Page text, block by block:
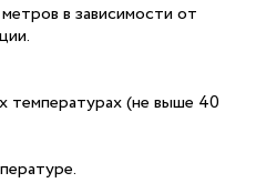
в зависимости от
температурах (не выше 40